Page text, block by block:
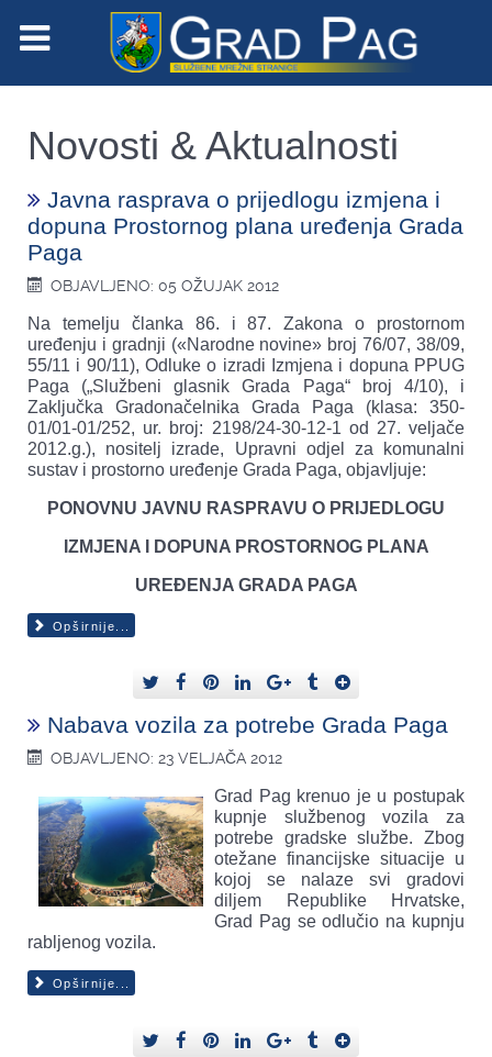
Novosti & Aktualnosti
Javna rasprava o prijedlogu izmjena i
dopuna Prostornog plana uređenja Grada
Paga
OBJAVLJENO: 05 OŽUJAK 2012
Na temelju članka 86. i 87. Zakona o prostornom
uređenju i gradnji («Narodne novine» broj 76/07, 38/09,
55/11 i 90/11), Odluke o izradi Izmjena i dopuna PPUG
Paga („Službeni glasnik Grada Paga“ broj 4/10), i
Zaključka Gradonačelnika Grada Paga (klasa: 350-
01/01-01/252, ur. broj: 2198/24-30-12-1 od 27. veljače
2012.g.), nositelj izrade, Upravni odjel za komunalni
sustav i prostorno uređenje Grada Paga, objavljuje:
PONOVNU JAVNU RASPRAVU O PRIJEDLOGU
IZMJENA I DOPUNA PROSTORNOG PLANA
UREĐENJA GRADA PAGA
Opširnije...
Nabava vozila za potrebe Grada Paga
OBJAVLJENO: 23 VELJAČA 2012
Grad Pag krenuo je u postupak
kupnje službenog vozila za
potrebe gradske službe. Zbog
otežane financijske situacije u
kojoj se nalaze svi gradovi
diljem Republike Hrvatske,
Grad Pag se odlučio na kupnju
rabljenog vozila.
Opširnije...